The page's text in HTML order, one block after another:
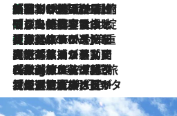
2026.8.6
「荷物が増えるほど旅ストレスは増す」美容ジャーナリストがたどり着いた最終結論。“化粧品を劇的に減らす”感動の凝縮美容とは
2026.8.6
「旅先には金髪ウィッグを持参」日本と同じメイクでは損してる!? 美容ジャーナリストが提案する“掟破りの旅美容”とは
2026.8.6
【厳選旅コスメ】「身軽さ＆UV対策重視！」ヘアアーティストshucoが選んだ夏旅ベストコスメを発表【Mサイズジップ】
2026.8.5
【厳選旅コスメ】国内をあちこち移動する河井菜摘が選んだ夏旅ベストコスメ発表！「リラックスアイテムはマスト」【Mサイズジップ】
2026.8.4
【厳選旅コスメ】「紫外線＆乾燥対策しながらメイク感も！」ヘア＆メイクGeorgeが選んだ夏旅ベストコスメを発表！【Mサイズジップ】
2026.8.3
【厳選旅コスメ】「保湿もタイパ重視！」“サウナ好き”タレント清水みさとが愛用する夏旅ベストコスメを発表！【Mサイズジップ】